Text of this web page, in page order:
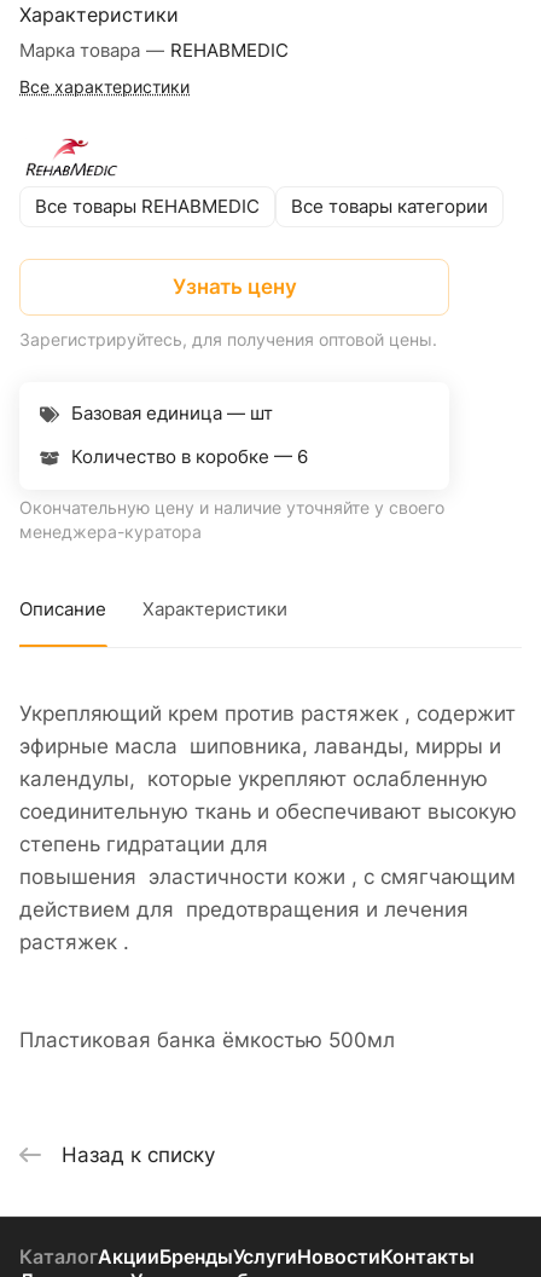
Характеристики
Марка товара — REHABMEDIC
Все характеристики
Все товары REHABMEDIC Все товары категории
Узнать цену
Зарегистрируйтесь, для получения оптовой цены.
Базовая единица — шт
Количество в коробке — 6
Окончательную цену и наличие уточняйте у своего
менеджера-куратора
Описание Характеристики
Укрепляющий крем против растяжек , содержит
эфирные масла шиповника, лаванды, мирры и
календулы, которые укрепляют ослабленную
соединительную ткань и обеспечивают высокую
степень гидратации для
повышения эластичности кожи , с смягчающим
действием для предотвращения и лечения
растяжек .
Пластиковая банка ёмкостью 500мл
Назад к списку
КаталогАкцииБрендыУслугиНовостиКонтакты